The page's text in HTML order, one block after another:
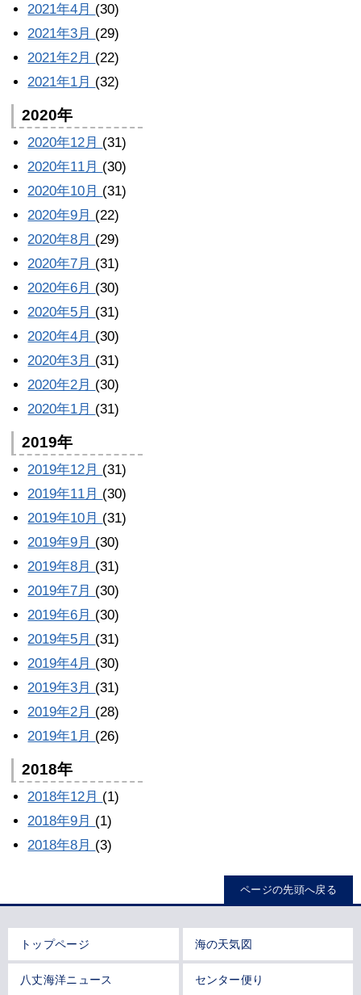
2021年4月 (30)
2021年3月 (29)
2021年2月 (22)
2021年1月 (32)
2020年
2020年12月 (31)
2020年11月 (30)
2020年10月 (31)
2020年9月 (22)
2020年8月 (29)
2020年7月 (31)
2020年6月 (30)
2020年5月 (31)
2020年4月 (30)
2020年3月 (31)
2020年2月 (30)
2020年1月 (31)
2019年
2019年12月 (31)
2019年11月 (30)
2019年10月 (31)
2019年9月 (30)
2019年8月 (31)
2019年7月 (30)
2019年6月 (30)
2019年5月 (31)
2019年4月 (30)
2019年3月 (31)
2019年2月 (28)
2019年1月 (26)
2018年
2018年12月 (1)
2018年9月 (1)
2018年8月 (3)
ページの先頭へ戻る
トップページ 海の天気図
八丈海洋ニュース センター便り